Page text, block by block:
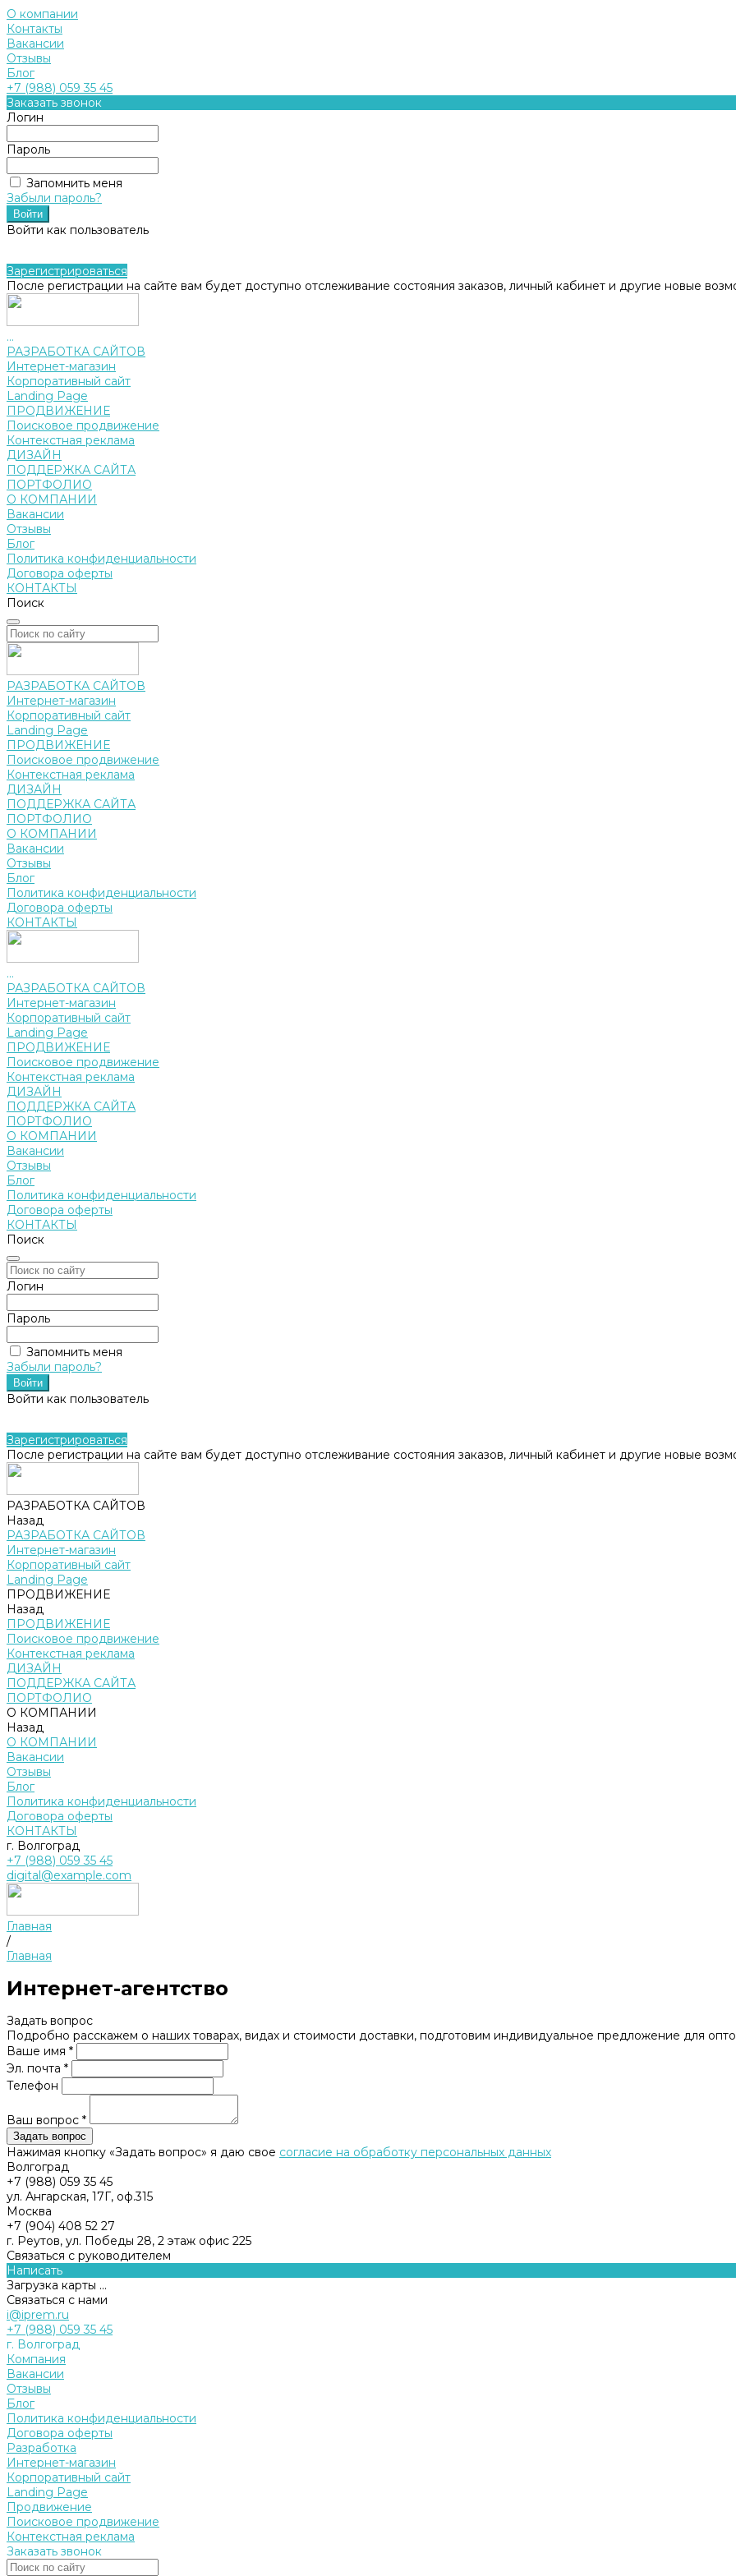
О компании
Контакты
Вакансии
Отзывы
Блог
+7 (988) 059 35 45
Заказать звонок
Логин
Пароль
Запомнить меня
Забыли пароль?
Войти как пользователь
Зарегистрироваться
После регистрации на сайте вам будет доступно отслеживание состояния заказов, личный кабинет и другие новые
...
РАЗРАБОТКА САЙТОВ
Интернет-магазин
Корпоративный сайт
Landing Page
ПРОДВИЖЕНИЕ
Поисковое продвижение
Контекстная реклама
ДИЗАЙН
ПОДДЕРЖКА САЙТА
ПОРТФОЛИО
О КОМПАНИИ
Вакансии
Отзывы
Блог
Политика конфиденциальности
Договора оферты
КОНТАКТЫ
Поиск
РАЗРАБОТКА САЙТОВ
Интернет-магазин
Корпоративный сайт
Landing Page
ПРОДВИЖЕНИЕ
Поисковое продвижение
Контекстная реклама
ДИЗАЙН
ПОДДЕРЖКА САЙТА
ПОРТФОЛИО
О КОМПАНИИ
Вакансии
Отзывы
Блог
Политика конфиденциальности
Договора оферты
КОНТАКТЫ
...
РАЗРАБОТКА САЙТОВ
Интернет-магазин
Корпоративный сайт
Landing Page
ПРОДВИЖЕНИЕ
Поисковое продвижение
Контекстная реклама
ДИЗАЙН
ПОДДЕРЖКА САЙТА
ПОРТФОЛИО
О КОМПАНИИ
Вакансии
Отзывы
Блог
Политика конфиденциальности
Договора оферты
КОНТАКТЫ
Поиск
Логин
Пароль
Запомнить меня
Забыли пароль?
Войти как пользователь
Зарегистрироваться
После регистрации на сайте вам будет доступно отслеживание состояния заказов, личный кабинет и другие новые
РАЗРАБОТКА САЙТОВ
Назад
РАЗРАБОТКА САЙТОВ
Интернет-магазин
Корпоративный сайт
Landing Page
ПРОДВИЖЕНИЕ
Назад
ПРОДВИЖЕНИЕ
Поисковое продвижение
Контекстная реклама
ДИЗАЙН
ПОДДЕРЖКА САЙТА
ПОРТФОЛИО
О КОМПАНИИ
Назад
О КОМПАНИИ
Вакансии
Отзывы
Блог
Политика конфиденциальности
Договора оферты
КОНТАКТЫ
г. Волгоград
+7 (988) 059 35 45
digital@example.com
Главная
/
Главная
Интернет-агентство
Задать вопрос
Подробно расскажем о наших товарах, видах и стоимости доставки, подготовим индивидуальное предложение для
Ваше имя *
Эл. почта *
Телефон
Ваш вопрос *
Нажимая кнопку «Задать вопрос» я даю свое согласие на обработку персональных данных
Волгоград
+7 (988) 059 35 45
ул. Ангарская, 17Г, оф.315
Москва
+7 (904) 408 52 27
г. Реутов, ул. Победы 28, 2 этаж офис 225
Связаться с руководителем
Написать
Загрузка карты ...
Связаться с нами
i@iprem.ru
+7 (988) 059 35 45
г. Волгоград
Компания
Вакансии
Отзывы
Блог
Политика конфиденциальности
Договора оферты
Разработка
Интернет-магазин
Корпоративный сайт
Landing Page
Продвижение
Поисковое продвижение
Контекстная реклама
Заказать звонок